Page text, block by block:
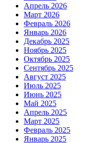
Апрель 2026
Март 2026
Февраль 2026
Январь 2026
Декабрь 2025
Ноябрь 2025
Октябрь 2025
Сентябрь 2025
Август 2025
Июль 2025
Июнь 2025
Май 2025
Апрель 2025
Март 2025
Февраль 2025
Январь 2025